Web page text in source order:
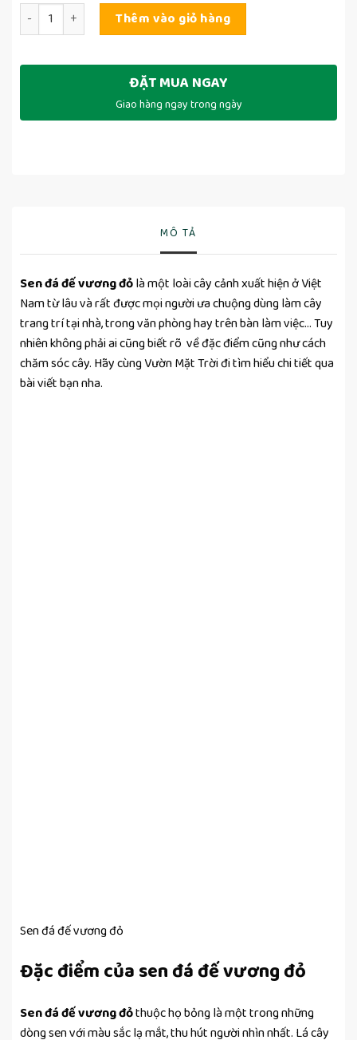
Số lượng Thêm vào giỏ hàng
ĐẶT MUA NGAY
Giao hàng ngay trong ngày
MÔ TẢ
Sen đá đế vương đỏlà một loài cây cảnh xuất hiện ở Việt
Nam từ lâu và rất được mọi người ưa chuộng dùng làm cây
trang trí tại nhà, trong văn phòng hay trên bàn làm việc… Tuy
nhiên không phải ai cũng biết rõ về đặc điểm cũng như cách
chăm sóc cây. Hãy cùng Vườn Mặt Trờiđi tìm hiểu chi tiết qua
bài viết bạn nha.
Sen đá đế vương đỏ
Đặc điểm của sen đá đế vương đỏ
Sen đá đế vương đỏthuộc họ bỏng là một trong những
dòng sen với màu sắc lạ mắt, thu hút người nhìn nhất. Lá cây